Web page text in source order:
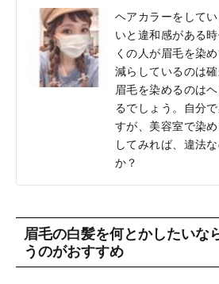
ヘアカラーをして
いと違和感がある
くの人が眉毛を染
減らしているのは
眉毛を染めるのは
るでしょう。自分
すが、美容室で染
してみれば、違法
か？
眉毛の白髪を何とかしたいな
うのがおすすめ